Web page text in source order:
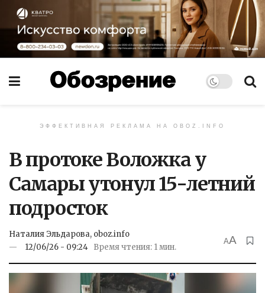
ЭФФЕКТИВНАЯ РЕКЛАМА НА OBOZ.INFO
В протоке Воложка у
Самары утонул 15-летний
подросток
Наталия Эльдарова, oboz.info
12/06/26 - 09:24 Время чтения: 1 мин.
AA